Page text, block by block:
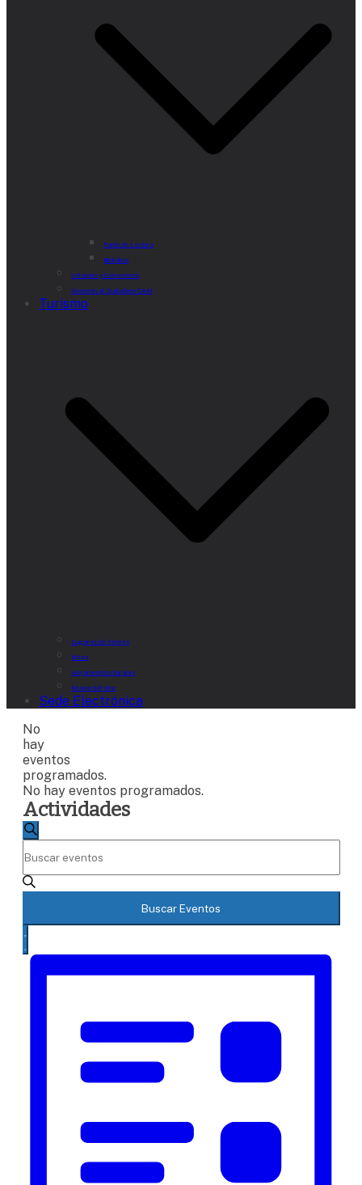
Punto de Lectura
Bibliobús
Velatorio y Cementerio
Atención al Ciudadano CAM
Turismo
Lugares de Interés
Rutas
Alojamientos Rurales
Museo del Vino
Sede Electrónica
No
hay
eventos
programados.
No hay eventos programados.
Actividades
Navegación
de
búsqueda
vistas
de
Eventos
Buscar
la
palabra
clave.
Eventos
para
la
Buscar Eventos
Navegación
de
Lista